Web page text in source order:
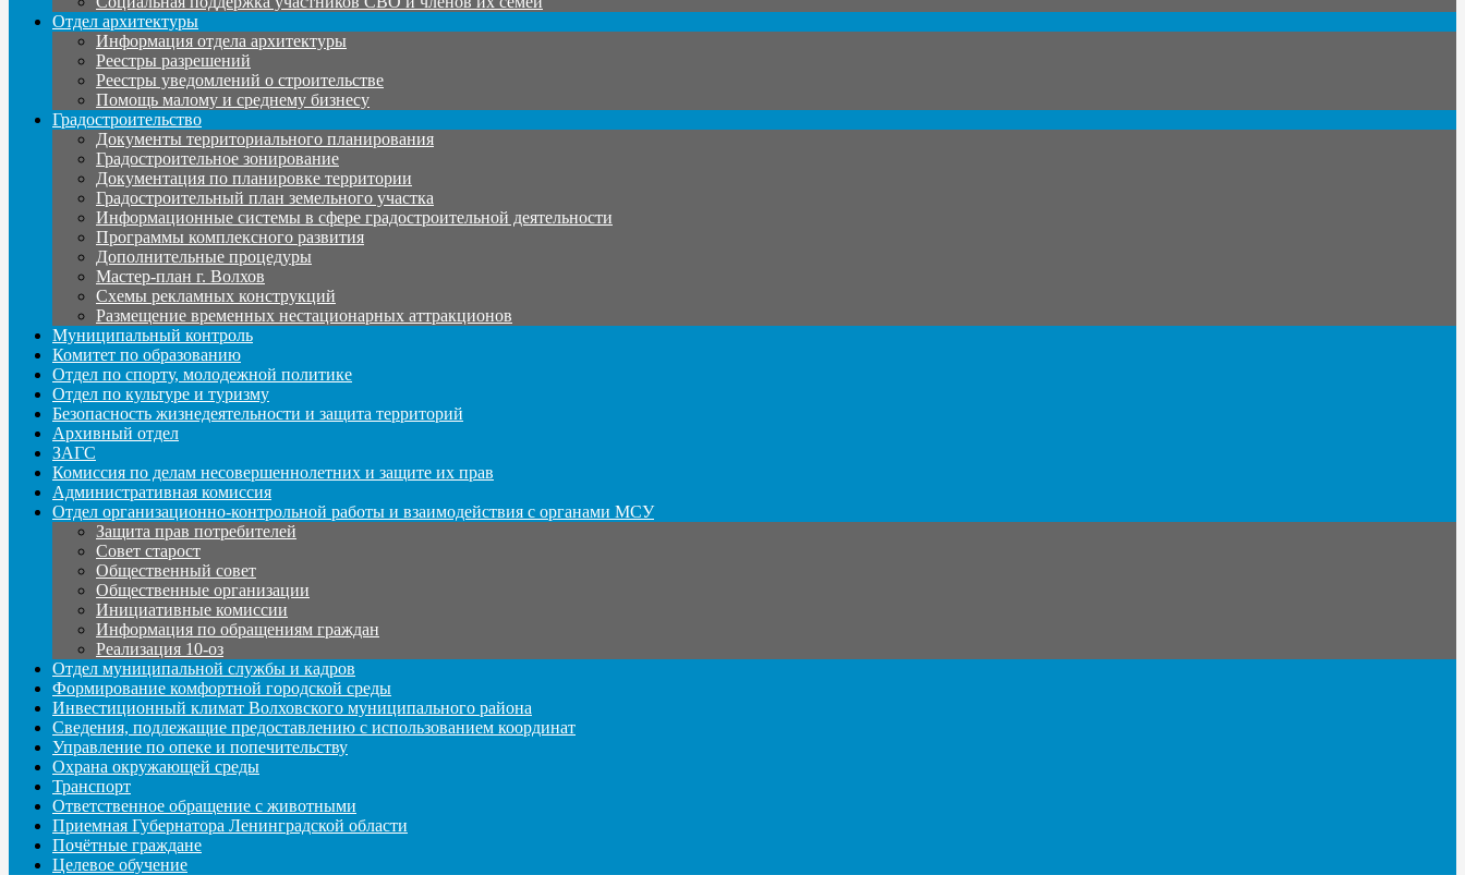
Отдел архитектуры
Информация отдела архитектуры
Реестры разрешений
Реестры уведомлений о строительстве
Помощь малому и среднему бизнесу
Градостроительство
Документы территориального планирования
Градостроительное зонирование
Документация по планировке территории
Градостроительный план земельного участка
Информационные системы в сфере градостроительной деятельности
Программы комплексного развития
Дополнительные процедуры
Мастер-план г. Волхов
Схемы рекламных конструкций
Размещение временных нестационарных аттракционов
Муниципальный контроль
Комитет по образованию
Отдел по спорту, молодежной политике
Отдел по культуре и туризму
Безопасность жизнедеятельности и защита территорий
Архивный отдел
ЗАГС
Комиссия по делам несовершеннолетних и защите их прав
Административная комиссия
Отдел организационно-контрольной работы и взаимодействия с органами МСУ
Защита прав потребителей
Совет старост
Общественный совет
Общественные организации
Инициативные комиссии
Информация по обращениям граждан
Реализация 10-оз
Отдел муниципальной службы и кадров
Формирование комфортной городской среды
Инвестиционный климат Волховского муниципального района
Сведения, подлежащие предоставлению с использованием координат
Управление по опеке и попечительству
Охрана окружающей среды
Транспорт
Ответственное обращение с животными
Приемная Губернатора Ленинградской области
Почётные граждане
Целевое обучение